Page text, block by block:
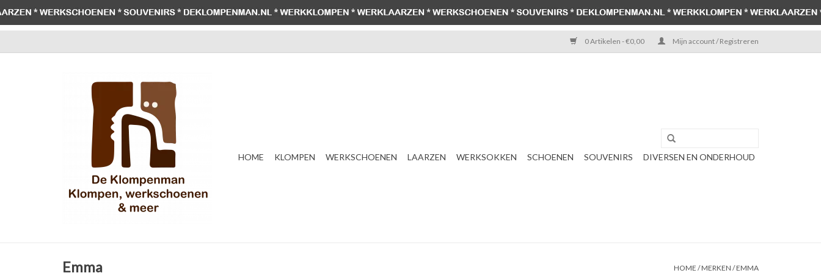
0 Artikelen - €0,00 Mijn account / Registreren
HOME KLOMPEN WERKSCHOENEN LAARZEN WERKSOKKEN SCHOENEN SOUVENIRS DIVERSEN EN ONDERHOUD
Emma HOME /MERKEN /EMMA